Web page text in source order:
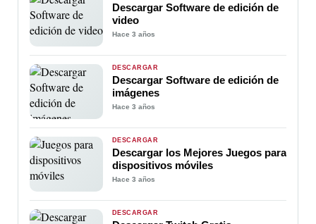
Descargar Software de edición de
video
Hace 3 años
DESCARGAR
Descargar Software de edición de
imágenes
Hace 3 años
DESCARGAR
Descargar los Mejores Juegos para
dispositivos móviles
Hace 3 años
DESCARGAR